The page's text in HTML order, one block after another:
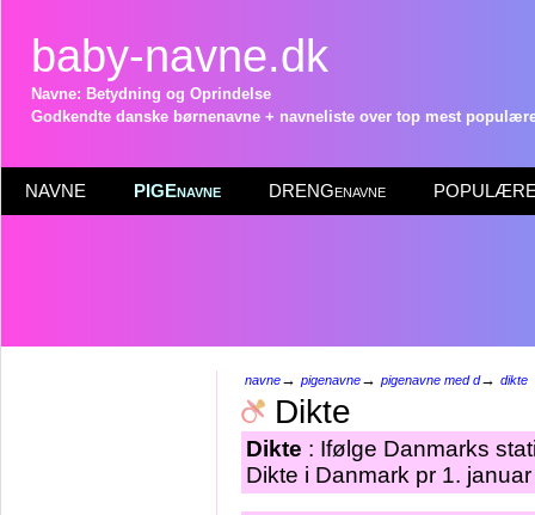
baby-navne.dk
Navne: Betydning og Oprindelse
Godkendte danske børnenavne + navneliste over top mest
NAVNE PIGEnavne DRENGenavne POPULÆRE
navne→ pigenavne→ pigenavne med d→ dikte
Dikte
Dikte : Ifølge Danmarks
Dikte i Danmark pr 1.